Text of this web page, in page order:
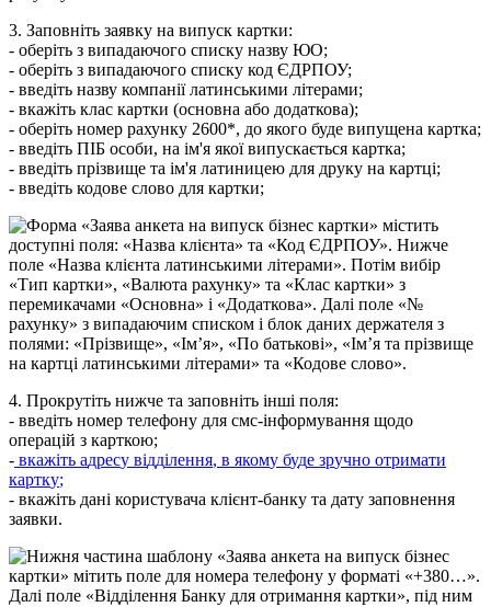
3. Заповніть заявку на випуск картки:
- оберіть з випадаючого списку назву ЮО;
- оберіть з випадаючого списку код ЄДРПОУ;
- введіть назву компанії латинськими літерами;
- вкажіть клас картки (основна або додаткова);
- оберіть номер рахунку 2600*, до якого буде випущена картка;
- введіть ПІБ особи, на ім'я якої випускається картка;
- введіть прізвище та ім'я латиницею для друку на картці;
- введіть кодове слово для картки;
4. Прокрутіть нижче та заповніть інші поля:
- введіть номер телефону для смс-інформування щодо
операцій з карткою;
- вкажіть адресу відділення, в якому буде зручно отримати
картку;
- вкажіть дані користувача клієнт-банку та дату заповнення
заявки.